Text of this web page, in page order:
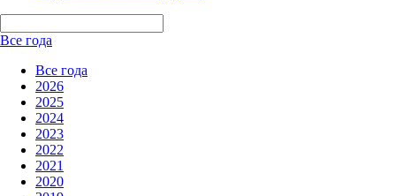
Все года
Все года
2026
2025
2024
2023
2022
2021
2020